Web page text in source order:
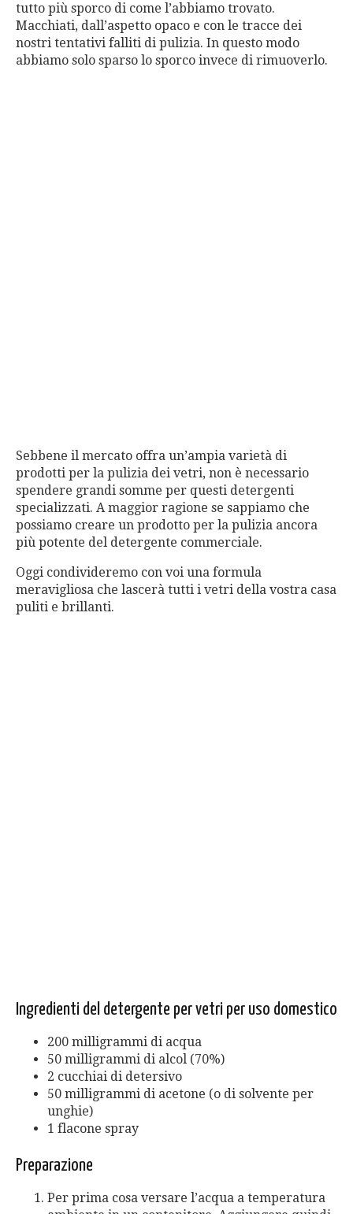
tutto più sporco di come l’abbiamo trovato.
Macchiati, dall’aspetto opaco e con le tracce dei
nostri tentativi falliti di pulizia. In questo modo
abbiamo solo sparso lo sporco invece di rimuoverlo.
Sebbene il mercato offra un’ampia varietà di
prodotti per la pulizia dei vetri, non è necessario
spendere grandi somme per questi detergenti
specializzati. A maggior ragione se sappiamo che
possiamo creare un prodotto per la pulizia ancora
più potente del detergente commerciale.
Oggi condivideremo con voi una formula
meravigliosa che lascerà tutti i vetri della vostra casa
puliti e brillanti.
Ingredienti del detergente per vetri per uso domestico
200 milligrammi di acqua
50 milligrammi di alcol (70%)
2 cucchiai di detersivo
50 milligrammi di acetone (o di solvente per
unghie)
1 flacone spray
Preparazione
Per prima cosa versare l’acqua a temperatura